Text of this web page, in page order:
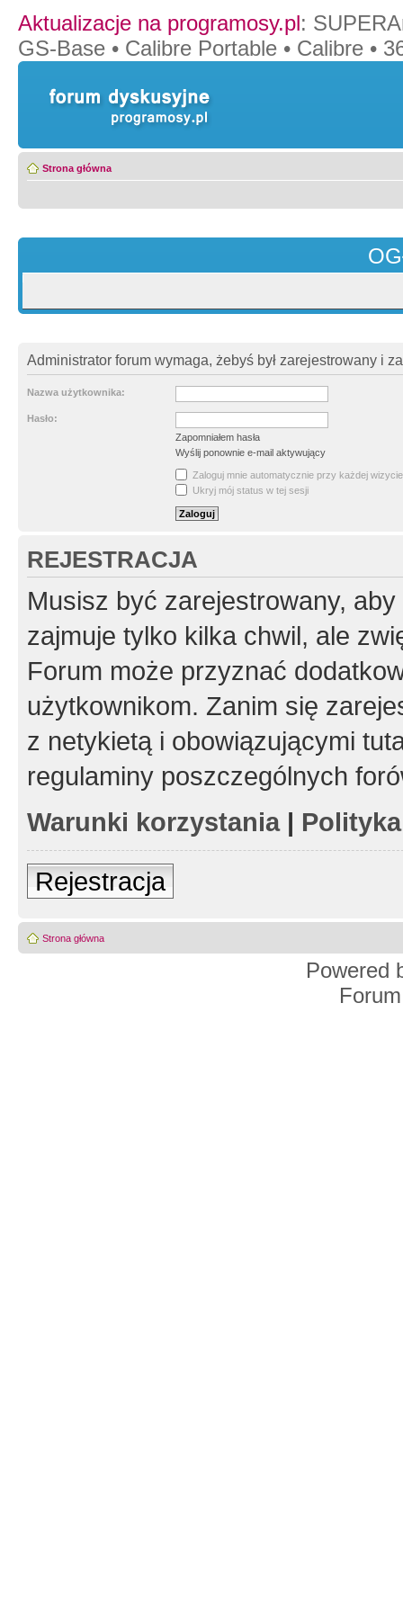
Aktualizacje na programosy.pl:
GS-Base • Calibre Portable • Calibre •
Strona główna
Administrator forum wymaga, żebyś był zarejestrowany i
Nazwa użytkownika:
Hasło:
Zapomniałem hasła
Wyślij ponownie e-mail aktywujący
Zaloguj mnie automatycznie przy każdej wizycie
Ukryj mój status w tej sesji
REJESTRACJA
Musisz być zarejestrowany,
zajmuje tylko kilka chwil, ale
Forum może przyznać
użytkownikom. Zanim się
z netykietą i obowiązującymi
regulaminy poszczególnych
Warunki korzystania|
Rejestracja
Strona główna
Powered